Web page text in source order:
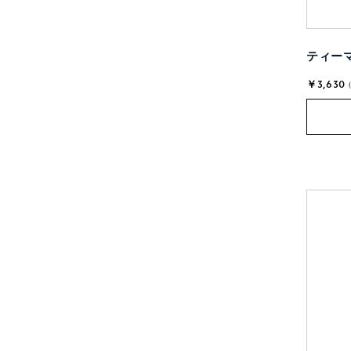
ティー
￥3,630